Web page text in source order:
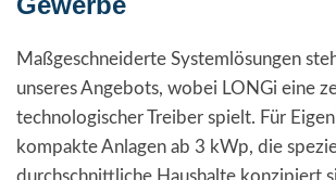
Maßgeschneiderte Systemlösungen
unseres Angebots, wobei LONGi eine
technologischer Treiber spielt. Für
kompakte Anlagen ab 3 kWp, die
durchschnittliche Haushalte konzipiert